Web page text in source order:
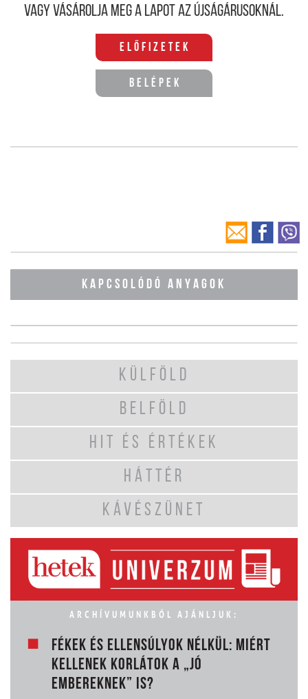
Vagy vásárolja meg a lapot az újságárusoknál.
Előfizetek
Belépek
KAPCSOLÓDÓ ANYAGOK
KÜLFÖLD
BELFÖLD
HIT ÉS ÉRTÉKEK
HÁTTÉR
KÁVÉSZÜNET
ARCHÍVUMUNKBÓL AJÁNLJUK:
FÉKEK ÉS ELLENSÚLYOK NÉLKÜL: MIÉRT
KELLENEK KORLÁTOK A „JÓ
EMBEREKNEK” IS?